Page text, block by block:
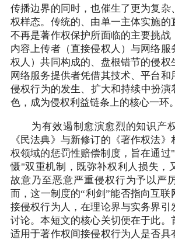
传播边界的同时，也催生了更为复杂
权样态。传统的、由单一主体实施的
不再是著作权保护所面临的主要挑战
内容上传者（直接侵权人）与网络服
权人）共同构成的、盘根错节的侵权
网络服务提供者凭借其技术、平台和
侵权行为的发生、扩大和持续中扮演
色，成为侵权利益链条上的核心一环。
为有效遏制愈演愈烈的知识产权
《民法典》与新修订的《著作权法
权领域的惩罚性赔偿制度，旨在通过
慑"双重机制，既弥补权利人损失，
故意乃至恶意严重侵权行为予以严
而，这一制度的“利剑”能否指向互联
接侵权行为人，在理论界与实务界引
讨论。本短文的核心关切便在于此。
适用于著作权间接侵权行为人是否具